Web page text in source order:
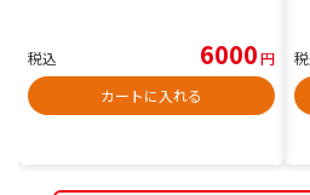
税込 6000円
カートに入れる